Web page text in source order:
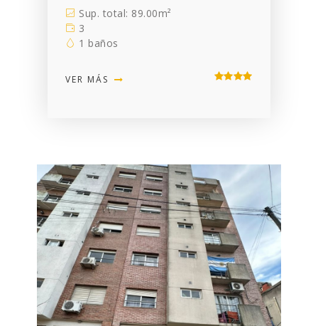
Sup. total: 89.00m²
3
1 baños
VER MÁS